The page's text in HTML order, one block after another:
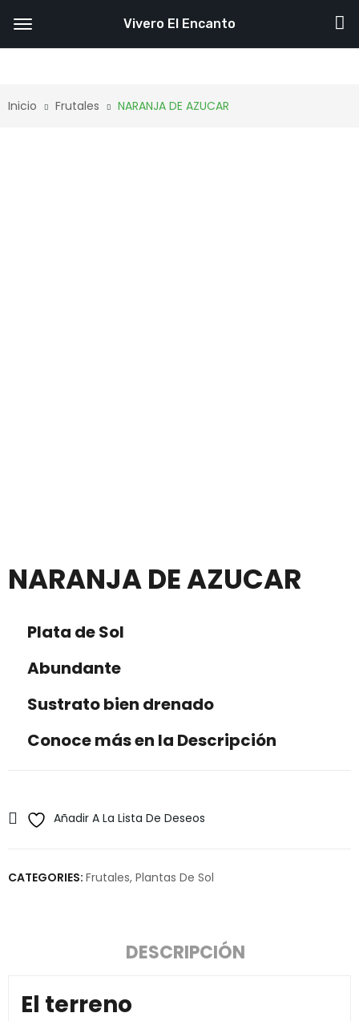
Inicio Frutales NARANJA DE AZUCAR
NARANJA DE AZUCAR
Plata de Sol
Abundante
Sustrato bien drenado
Conoce más en la Descripción
Añadir A La Lista De Deseos
CATEGORIES: Frutales, Plantas De Sol
DESCRIPCIÓN
El terreno
Vivero El Encanto